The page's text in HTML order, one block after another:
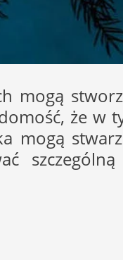
mogą
że w
mogą